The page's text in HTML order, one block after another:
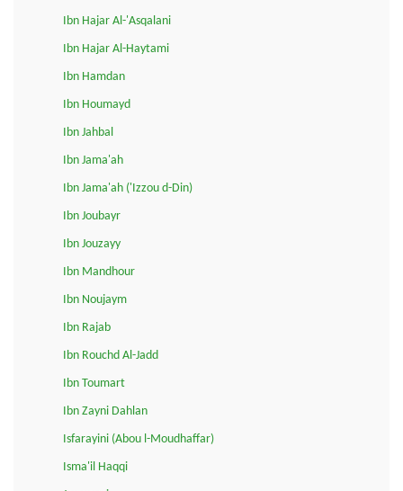
Ibn Hajar Al-'Asqalani
Ibn Hajar Al-Haytami
Ibn Hamdan
Ibn Houmayd
Ibn Jahbal
Ibn Jama'ah
Ibn Jama'ah ('Izzou d-Din)
Ibn Joubayr
Ibn Jouzayy
Ibn Mandhour
Ibn Noujaym
Ibn Rajab
Ibn Rouchd Al-Jadd
Ibn Toumart
Ibn Zayni Dahlan
Isfarayini (Abou l-Moudhaffar)
Isma'il Haqqi